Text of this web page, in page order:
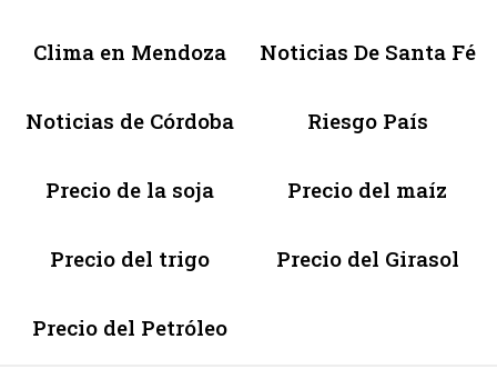
Clima en Mendoza Noticias De Santa Fé
Noticias de Córdoba Riesgo País
Precio de la soja Precio del maíz
Precio del trigo Precio del Girasol
Precio del Petróleo